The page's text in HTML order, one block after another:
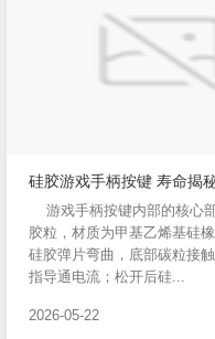
硅胶游戏手柄按键 寿命揭
游戏手柄按键内部的核心
胶粒，材质为甲基乙烯基硅
硅胶弹片弯曲，底部碳粒接
指导通电流；松开后硅...
2026-05-22